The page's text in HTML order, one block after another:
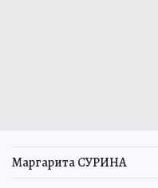
Маргарита СУРИНА